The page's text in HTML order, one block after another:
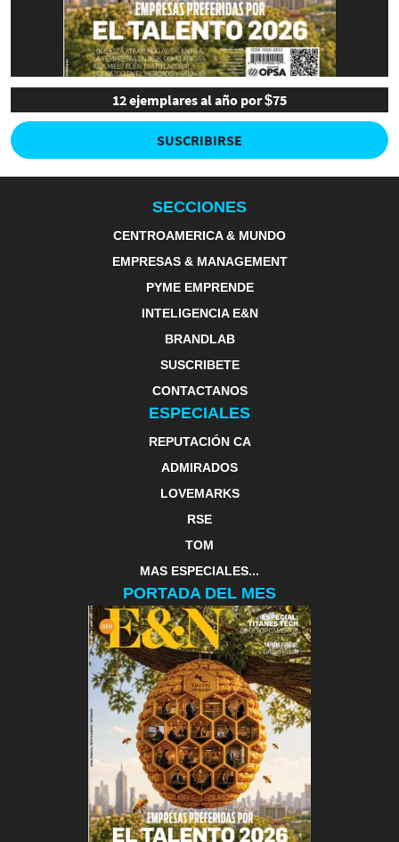
12 ejemplares al año por $75
SUSCRIBIRSE
SECCIONES
CENTROAMERICA & MUNDO
EMPRESAS & MANAGEMENT
PYME EMPRENDE
INTELIGENCIA E&N
BRANDLAB
SUSCRIBETE
CONTACTANOS
ESPECIALES
REPUTACIÓN CA
ADMIRADOS
LOVEMARKS
RSE
TOM
MAS ESPECIALES...
PORTADA DEL MES